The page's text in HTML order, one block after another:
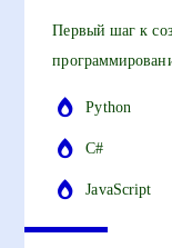
Первый шаг к
Python
C#
JavaScript